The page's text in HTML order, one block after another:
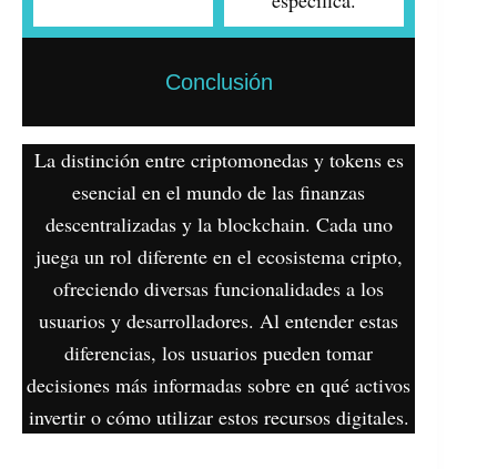
Conclusión
La distinción entre criptomonedas y tokens es
esencial en el mundo de las finanzas
descentralizadas y la blockchain. Cada uno
juega un rol diferente en el ecosistema cripto,
ofreciendo diversas funcionalidades a los
usuarios y desarrolladores. Al entender estas
diferencias, los usuarios pueden tomar
decisiones más informadas sobre en qué activos
invertir o cómo utilizar estos recursos digitales.